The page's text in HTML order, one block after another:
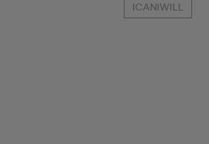
ICANIWILL